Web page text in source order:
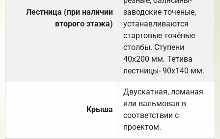
Лестница (при наличии
второго этажа)
заводские точеные,
устанавливаются
стартовые точёные
столбы. Ступени
40х200 мм. Тетива
лестницы- 90х140 мм.
Крыша
Двускатная, ломаная
или вальмовая в
соответствии с
проектом.